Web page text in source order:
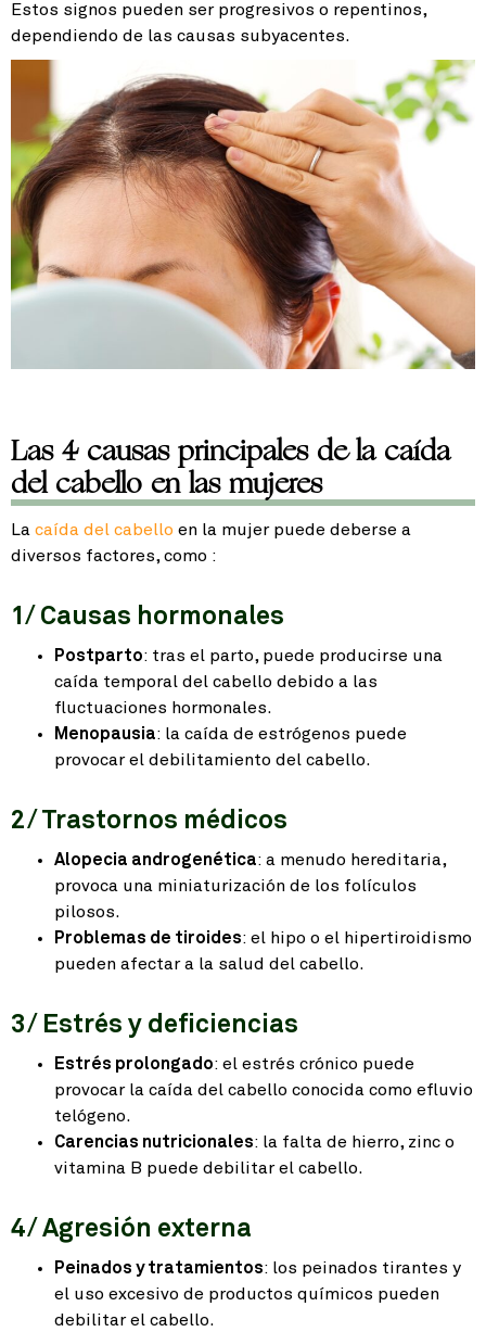
Estos signos pueden ser progresivos o repentinos,
dependiendo de las causas subyacentes.
Las 4 causas principales de la caída
del cabello en las mujeres
La caída del cabello en la mujer puede deberse a
diversos factores, como :
1/ Causas hormonales
Postparto: tras el parto, puede producirse una
caída temporal del cabello debido a las
fluctuaciones hormonales.
Menopausia: la caída de estrógenos puede
provocar el debilitamiento del cabello.
2/ Trastornos médicos
Alopecia androgenética: a menudo hereditaria,
provoca una miniaturización de los folículos
pilosos.
Problemas de tiroides: el hipo o el hipertiroidismo
pueden afectar a la salud del cabello.
3/ Estrés y deficiencias
Estrés prolongado: el estrés crónico puede
provocar la caída del cabello conocida como efluvio
telógeno.
Carencias nutricionales: la falta de hierro, zinc o
vitamina B puede debilitar el cabello.
4/ Agresión externa
Peinados y tratamientos: los peinados tirantes y
el uso excesivo de productos químicos pueden
debilitar el cabello.